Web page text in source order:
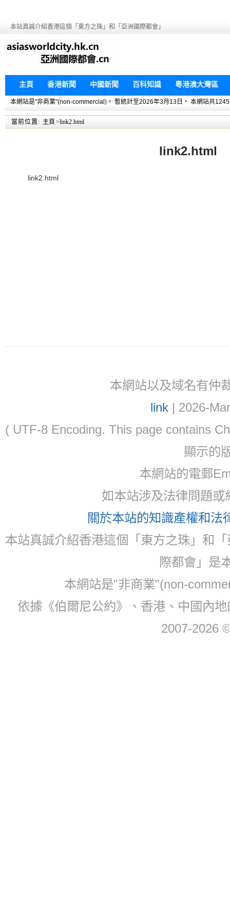
本站真誠介紹香港這個「東方之珠」和「亞洲國際都會」
主頁 香港新聞 中國新聞 百科知識 粵港澳大灣區
本網站是"非商業"(non-commercial)。 暫統計至2026年3月13日， 本網站共
當前位置: 主頁 >link2.html
link2.html
link2.html
本網站以及域名有仲
link| 2026-
( UTF-8 Encoding. This page contains
顯示的
本網站的電郵
如本站涉及法律問題
關於本站的知識產權和法
本站真誠介紹香港這個「東方之珠」和
際都會」是
本網站是"非商業"(non-
依據《伯爾尼公約》、香港、中國內
2007-2026